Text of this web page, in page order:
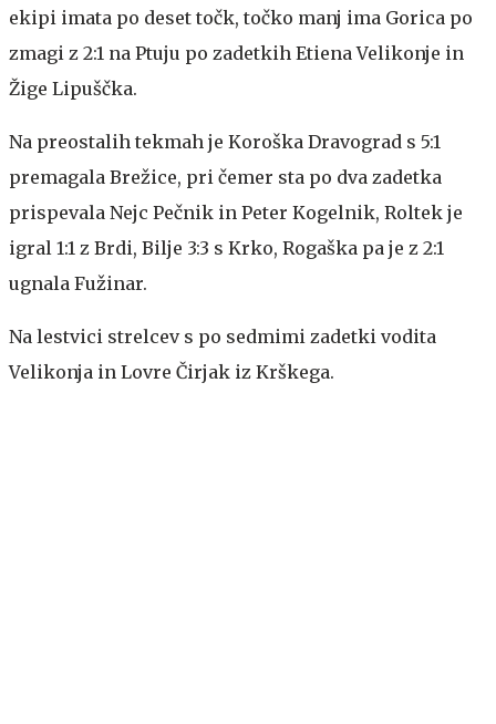
ekipi imata po deset točk, točko manj ima Gorica po
zmagi z 2:1 na Ptuju po zadetkih Etiena Velikonje in
Žige Lipuščka.
Na preostalih tekmah je Koroška Dravograd s 5:1
premagala Brežice, pri čemer sta po dva zadetka
prispevala Nejc Pečnik in Peter Kogelnik, Roltek je
igral 1:1 z Brdi, Bilje 3:3 s Krko, Rogaška pa je z 2:1
ugnala Fužinar.
Na lestvici strelcev s po sedmimi zadetki vodita
Velikonja in Lovre Čirjak iz Krškega.